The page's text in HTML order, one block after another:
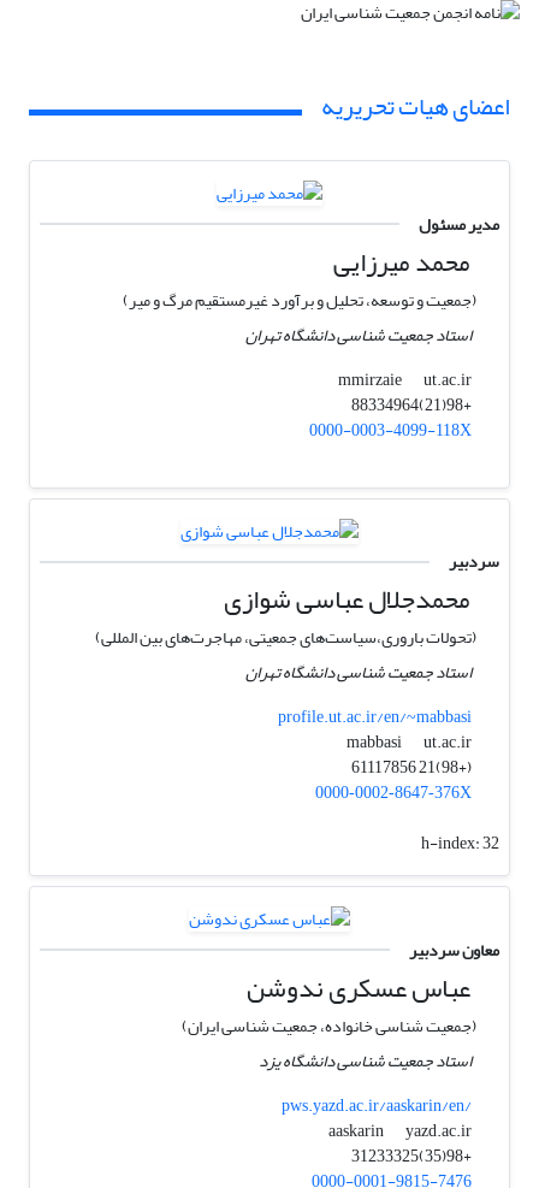
اعضای هیات تحریریه
مدیر مسئول
محمد میرزایی
(جمعیت و توسعه، تحلیل و برآورد غیرمستقیم مرگ و میر)
استاد جمعیت شناسی دانشگاه تهران
mmirzaie
ut.ac.ir
+98(21)88334964
0000-0003-4099-118X
سردبیر
محمدجلال عباسی شوازی
(تحولات باروری،سیاست‌های جمعیتی، مهاجرت‌های بین المللی)
استاد جمعیت شناسی دانشگاه تهران
profile.ut.ac.ir/en/~mabbasi
mabbasi
ut.ac.ir
(+98)21 61117856
0000‑0002‑8647‑376X
h-index:32
معاون سردبیر
عباس عسکری ندوشن
(جمعیت شناسی خانواده، جمعیت شناسی ایران)
استاد جمعیت شناسی دانشگاه یزد
pws.yazd.ac.ir/aaskarin/en/
aaskarin
yazd.ac.ir
+98(35)31233325
0000-0001-9815-7476